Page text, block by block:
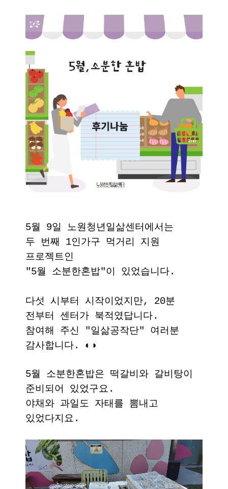
5월 9일 노원청년일삶센터에서는
두 번째 1인가구 먹거리 지원
프로젝트인
"5월 소분한혼밥"이 있었습니다.
다섯 시부터 시작이었지만, 20분
전부터 센터가 북적였답니다.
참여해 주신 "일삶공작단" 여러분
감사합니다. ◐◑
5월 소분한혼밥은 떡갈비와 갈비탕이
준비되어 있었구요.
야채와 과일도 자태를 뽐내고
있었다지요.